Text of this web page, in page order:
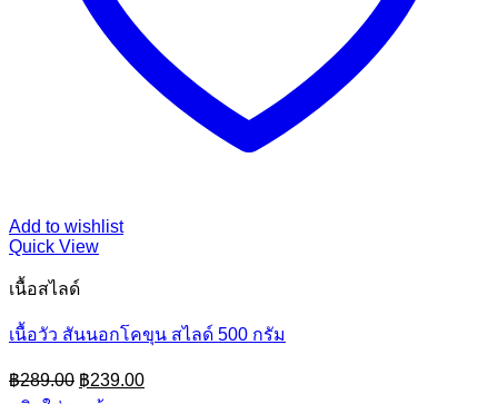
Add to wishlist
Quick View
เนื้อสไลด์
เนื้อวัว สันนอกโคขุน สไลด์ 500 กรัม
฿289.00 Original
price
฿239.00Current
price